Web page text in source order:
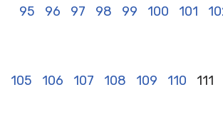
95 96 97 98 99 100 101
105 106 107 108 109 110 111